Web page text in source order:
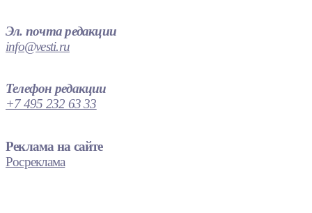
Эл. почта редакции
info@vesti.ru
Телефон редакции
+7 495 232 63 33
Реклама на сайте
Росреклама